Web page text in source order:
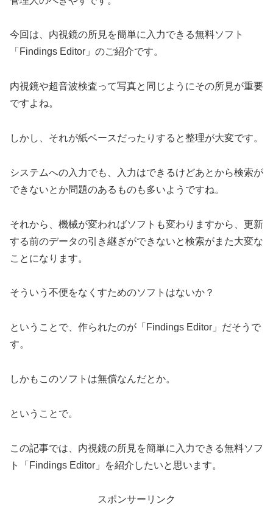
今回は、内視鏡の所見を簡単に入力できる無料ソフト
「Findings Editor」のご紹介です。
内視鏡や超音波検査って写真と同じようにその所見が重要
ですよね。
しかし、それが紙ベースだったりすると整理が大変です。
システムへの入力でも、入力はできるけどあとから検索が
できないとか問題のあるものも多いようですね。
それから、機械が変わればソフトも変わりますから、更新
する前のデータの引き継ぎができないと検索がまた大変な
ことになります。
そういう不便をなくすためのソフトはないか？
ということで、作られたのが「Findings Editor」だそうで
す。
しかもこのソフトは無償なんだとか。
ということで。
この記事では、内視鏡の所見を簡単に入力できる無料ソフ
ト「Findings Editor」を紹介したいと思います。
スポンサーリンク